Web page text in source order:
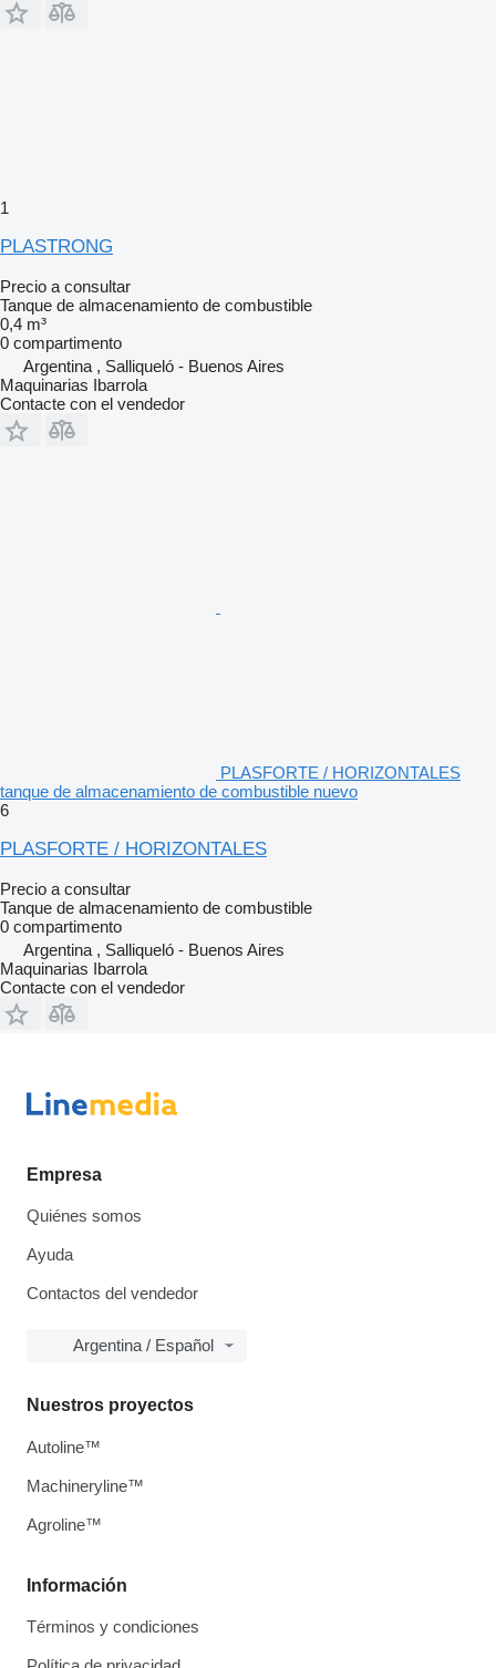
1
PLASTRONG
Precio a consultar
Tanque de almacenamiento de combustible
0,4 m³
0 compartimento
Argentina , Salliqueló - Buenos Aires
Maquinarias Ibarrola
Contacte con el vendedor
PLASFORTE / HORIZONTALES
tanque de almacenamiento de combustible nuevo
6
PLASFORTE / HORIZONTALES
Precio a consultar
Tanque de almacenamiento de combustible
0 compartimento
Argentina , Salliqueló - Buenos Aires
Maquinarias Ibarrola
Contacte con el vendedor
Empresa
Quiénes somos
Ayuda
Contactos del vendedor
Argentina / Español
Información
Términos y condiciones
Nuestros proyectos
Autoline™
Machineryline™
Agroline™